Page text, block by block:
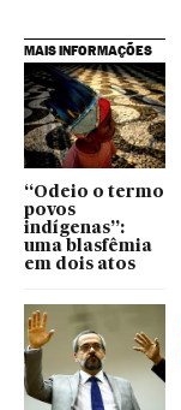
MAIS INFORMAÇÕES
“Odeio o termo
povos
indígenas”:
uma blasfêmia
em dois atos